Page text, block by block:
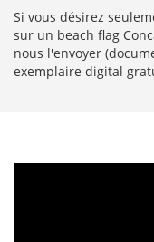
Si vous désirez
sur un beach flag
nous l'envoyer
exemplaire digital